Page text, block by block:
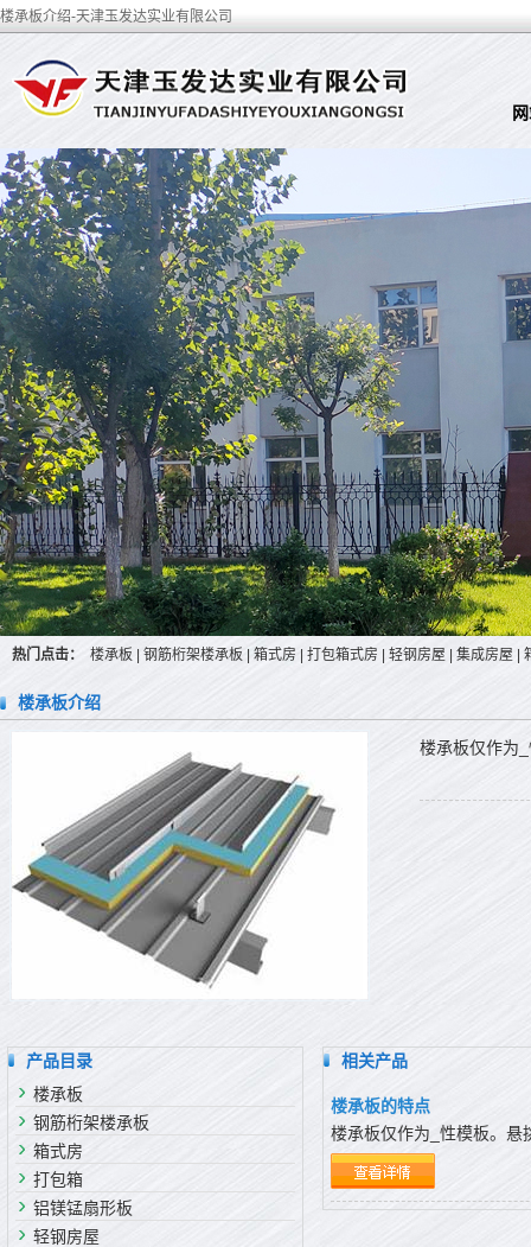
楼承板介绍-天津玉发达实业有限公司
热门点击： 楼承板 钢筋桁架楼承板 箱式房 打包箱式房 轻钢房屋 集成房屋
楼承板介绍
楼承板仅作为
相关产品
楼承板的特点
楼承板仅作为_性模板。悬
产品目录
楼承板
钢筋桁架楼承板
箱式房
打包箱
铝镁锰扇形板
轻钢房屋